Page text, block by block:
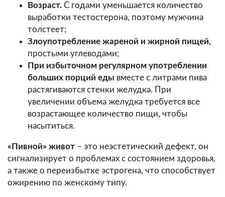
Возраст. С годами уменьшается количество
выработки тестостерона, поэтому мужчина
толстеет;
Злоупотребление жареной и жирной пищей,
простыми углеводами;
При избыточном регулярном употреблении
больших порций еды вместе с литрами пива
растягиваются стенки желудка. При
увеличении объема желудка требуется все
возрастающее количество пищи, чтобы
насытиться.
«Пивной» живот – это неэстетический дефект, он
сигнализирует о проблемах с состоянием здоровья,
а также о переизбытке эстрогена, что способствует
ожирению по женскому типу.